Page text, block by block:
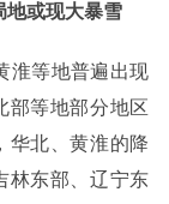
地或现大暴雪
淮等地普遍出现
部等地部分地区
华北、黄淮的降
林东部、辽宁东